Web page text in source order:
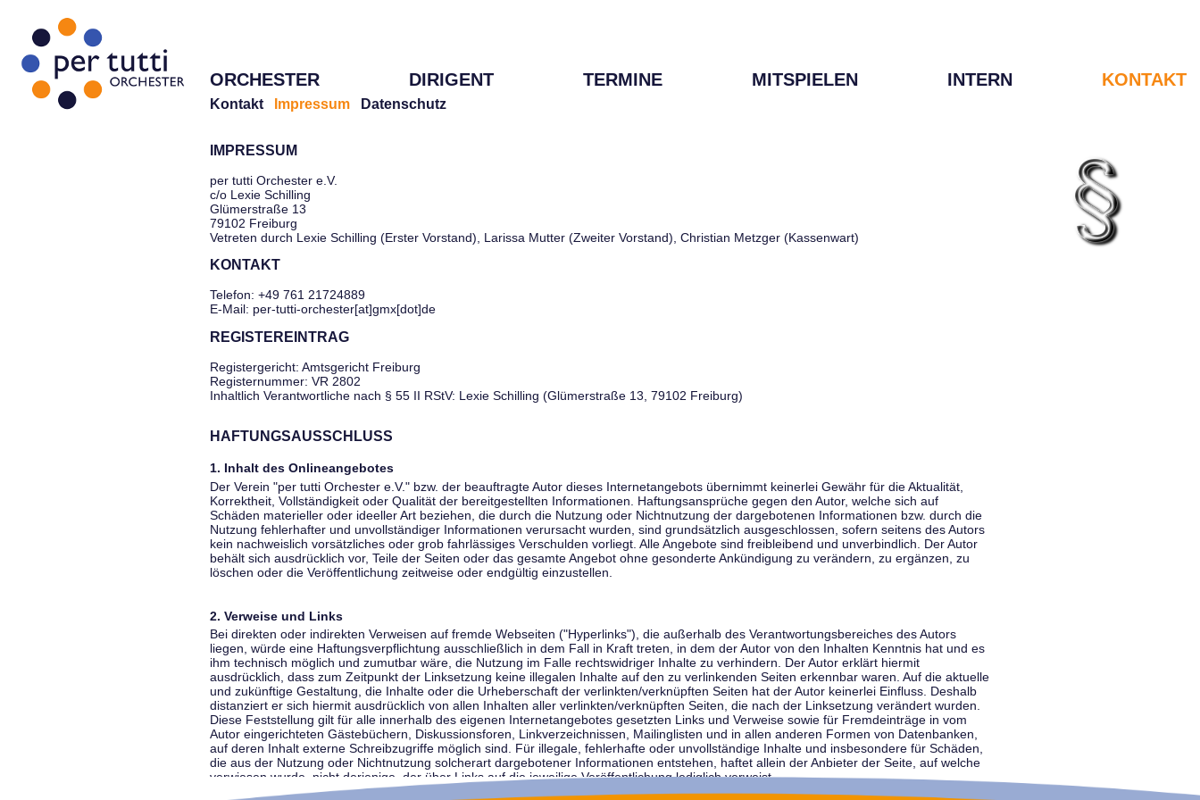
ORCHESTER DIRIGENT TERMINE MITSPIELEN INTERN KONTAKT
Kontakt Impressum Datenschutz
IMPRESSUM
per tutti Orchester e.V.
c/o Lexie Schilling
Glümerstraße 13
79102 Freiburg
Vetreten durch Lexie Schilling (Erster Vorstand), Larissa Mutter (Zweiter Vorstand), Christian Metzger (Kassenwart)
KONTAKT
Telefon: +49 761 21724889
E-Mail: per-tutti-orchester[at]gmx[dot]de
REGISTEREINTRAG
Registergericht: Amtsgericht Freiburg
Registernummer: VR 2802
Inhaltlich Verantwortliche nach § 55 II RStV: Lexie Schilling (Glümerstraße 13, 79102 Freiburg)
HAFTUNGSAUSSCHLUSS
1. Inhalt des Onlineangebotes
Der Verein "per tutti Orchester e.V." bzw. der beauftragte Autor dieses Internetangebots übernimmt keinerlei Gewähr für die Aktualität,
Korrektheit, Vollständigkeit oder Qualität der bereitgestellten Informationen. Haftungsansprüche gegen den Autor, welche sich auf
Schäden materieller oder ideeller Art beziehen, die durch die Nutzung oder Nichtnutzung der dargebotenen Informationen bzw. durch die
Nutzung fehlerhafter und unvollständiger Informationen verursacht wurden, sind grundsätzlich ausgeschlossen, sofern seitens des Autors
kein nachweislich vorsätzliches oder grob fahrlässiges Verschulden vorliegt. Alle Angebote sind freibleibend und unverbindlich. Der Autor
behält sich ausdrücklich vor, Teile der Seiten oder das gesamte Angebot ohne gesonderte Ankündigung zu verändern, zu ergänzen, zu
löschen oder die Veröffentlichung zeitweise oder endgültig einzustellen.
2. Verweise und Links
Bei direkten oder indirekten Verweisen auf fremde Webseiten ("Hyperlinks"), die außerhalb des Verantwortungsbereiches des Autors
liegen, würde eine Haftungsverpflichtung ausschließlich in dem Fall in Kraft treten, in dem der Autor von den Inhalten Kenntnis hat und es
ihm technisch möglich und zumutbar wäre, die Nutzung im Falle rechtswidriger Inhalte zu verhindern. Der Autor erklärt hiermit
ausdrücklich, dass zum Zeitpunkt der Linksetzung keine illegalen Inhalte auf den zu verlinkenden Seiten erkennbar waren. Auf die aktuelle
und zukünftige Gestaltung, die Inhalte oder die Urheberschaft der verlinkten/verknüpften Seiten hat der Autor keinerlei Einfluss. Deshalb
distanziert er sich hiermit ausdrücklich von allen Inhalten aller verlinkten/verknüpften Seiten, die nach der Linksetzung verändert wurden.
Diese Feststellung gilt für alle innerhalb des eigenen Internetangebotes gesetzten Links und Verweise sowie für Fremdeinträge in vom
Autor eingerichteten Gästebüchern, Diskussionsforen, Linkverzeichnissen, Mailinglisten und in allen anderen Formen von Datenbanken,
auf deren Inhalt externe Schreibzugriffe möglich sind. Für illegale, fehlerhafte oder unvollständige Inhalte und insbesondere für Schäden,
die aus der Nutzung oder Nichtnutzung solcherart dargebotener Informationen entstehen, haftet allein der Anbieter der Seite, auf welche
verwiesen wurde, nicht derjenige, der über Links auf die jeweilige Veröffentlichung lediglich verweist.